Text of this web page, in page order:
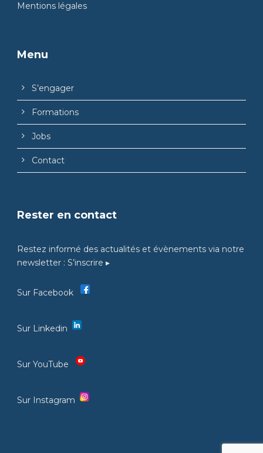
Mentions légales
Menu
S’engager
Formations
Jobs
Contact
Rester en contact
Restez informé des actualités et évènements via notre
newsletter : S’inscrire ▸
Sur Facebook
Sur Linkedin
Sur YouTube
Sur Instagram